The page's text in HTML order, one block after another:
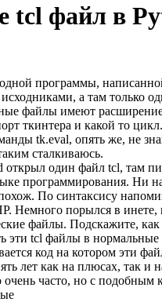
tcl файл в
программы,
а там только
файлы имеют
ткинтера и какой то
tk.eval, опять же, не
сталкиваюсь.
один файл tcl, там
программирования. Ни
По синтаксису
Немного порылся в инете,
файлы. Подскажите,
эти tcl файлы в нормальные
код на котором эти
лет как на плюсах, так и
очень часто, но с подобным